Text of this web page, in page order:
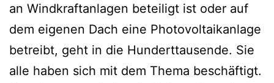
an Windkraftanlagen beteiligt ist oder auf
dem eigenen Dach eine Photovoltaikanlage
betreibt, geht in die Hunderttausende. Sie
alle haben sich mit dem Thema beschäftigt.